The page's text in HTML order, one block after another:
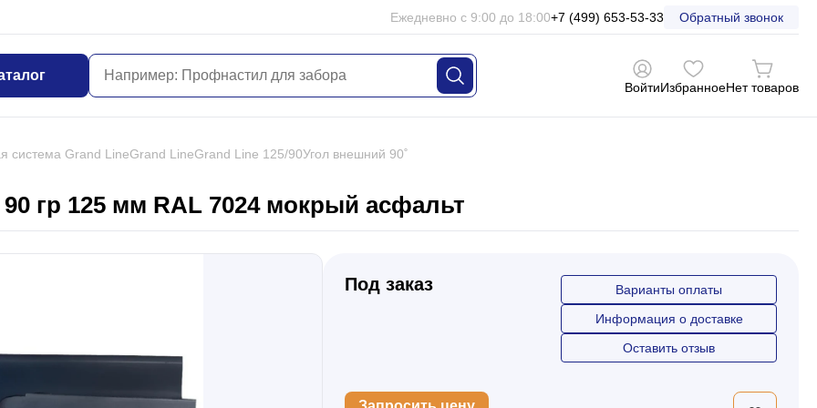
Ежедневно с 9:00 до 18:00+7 (499) 653-53-33 Обратный звонок
ВойтиИзбранноеНет товаров
система Grand LineGrand LineGrand Line 125/90Угол внешний 90˚
гр 125 мм RAL 7024 мокрый асфальт
Под заказ
Варианты оплаты
Информация о доставке
Оставить отзыв